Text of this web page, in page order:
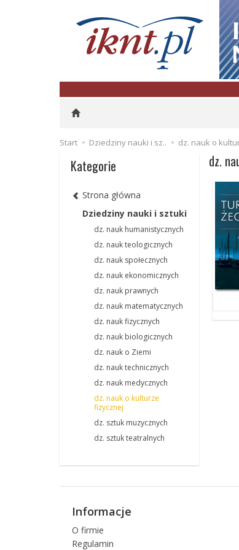
Start Dziedziny nauki i sz.. dz. nauk o
dz.
Kategorie
Strona główna
Dziedziny nauki i sztuki
dz. nauk humanistycznych
dz. nauk teologicznych
dz. nauk społecznych
dz. nauk ekonomicznych
dz. nauk prawnych
dz. nauk matematycznych
dz. nauk fizycznych
dz. nauk biologicznych
dz. nauk o Ziemi
dz. nauk technicznych
dz. nauk medycznych
dz. nauk o kulturze
fizycznej
dz. sztuk muzycznych
dz. sztuk teatralnych
Informacje
O firmie
Regulamin